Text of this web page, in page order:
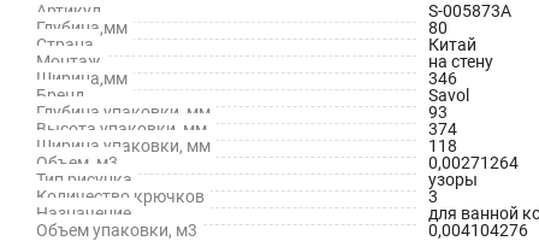
Артикул
S-005873A
Глубина,мм
80
Страна
Китай
Монтаж
на стену
Ширина,мм
346
Бренд
Savol
Глубина упаковки, мм
93
Высота упаковки, мм
374
Ширина упаковки, мм
118
Объем, м3
0,00271264
Тип рисунка
узоры
Количество крючков
3
Назначение
для ванной
Объем упаковки, м3
0,004104276